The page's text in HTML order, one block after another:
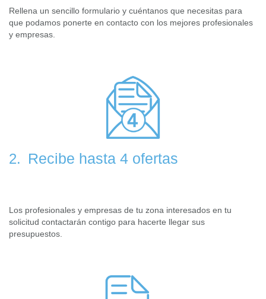
Rellena un sencillo formulario y cuéntanos que necesitas para
que podamos ponerte en contacto con los mejores profesionales
y empresas.
2. Recibe hasta 4 ofertas
Los profesionales y empresas de tu zona interesados en tu
solicitud contactarán contigo para hacerte llegar sus
presupuestos.